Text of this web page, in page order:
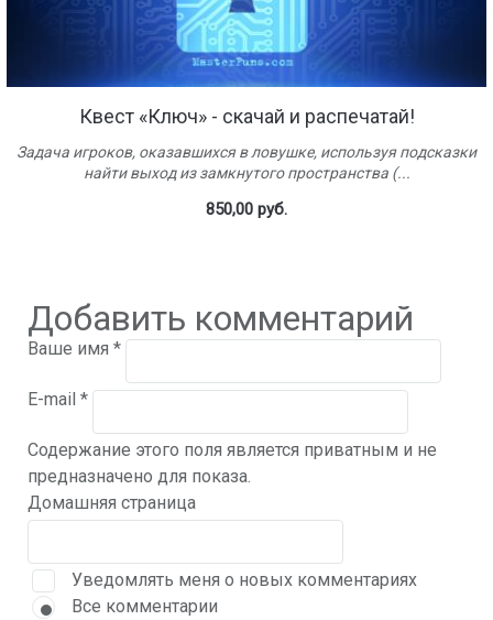
Квест «Ключ» - скачай и распечатай!
Задача игроков, оказавшихся в ловушке, используя подсказки
найти выход из замкнутого пространства (...
850,00 руб.
Добавить комментарий
Ваше имя *
E-mail *
Содержание этого поля является приватным и не
предназначено для показа.
Домашняя страница
Уведомлять меня о новых комментариях
Все комментарии